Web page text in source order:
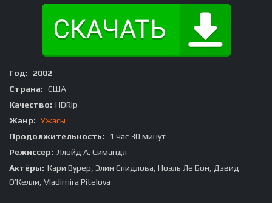
Год:
2002
Страна: США
Качество: HDRip
Жанр: Ужасы
Продолжительность:
1 час 30 минут
Режиссер: Ллойд А. Симандл
Актёры: Кари Вурер, Элин Спидлова, Ноэль Ле Бон, Дэвид
О’Келли, Vladimira Pitelova